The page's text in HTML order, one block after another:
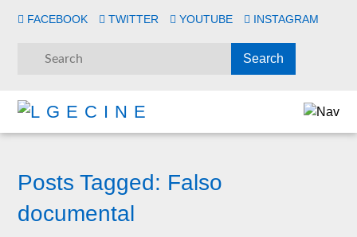
FACEBOOK TWITTER YOUTUBE INSTAGRAM
Posts Tagged: Falso
documental